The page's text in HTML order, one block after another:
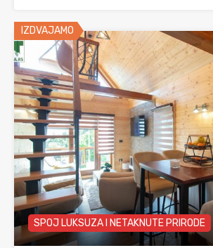
IZDVAJAMO
SPOJ LUKSUZA I NETAKNUTE PRIRODE